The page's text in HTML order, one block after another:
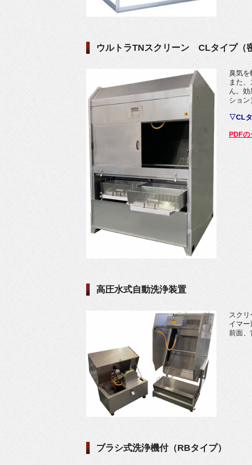
ウルトラTNスクリーン CLタイプ（
臭気を
また
ん。
ション
▽CLタ
PDFの
高圧水式自動洗浄装置
スク
イマー
前面、
ブラシ式洗浄機付（RBタイプ）